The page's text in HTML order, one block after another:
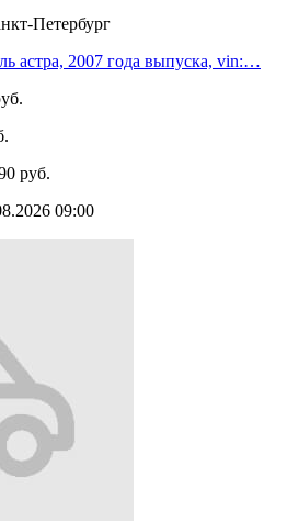
Петербург
астра, 2007 года выпуска, vin:…
руб.
09:00